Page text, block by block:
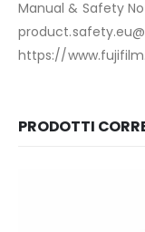
Manual & Safety
https://
PRODOTTI